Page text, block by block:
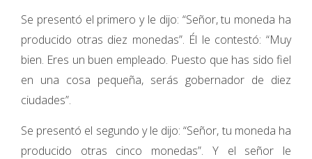
Se presentó el primero y le dijo: “Señor, tu moneda ha
producido otras diez monedas”. Él le contestó: “Muy
bien. Eres un buen empleado. Puesto que has sido fiel
en una cosa pequeña, serás gobernador de diez
ciudades”.
Se presentó el segundo y le dijo: “Señor, tu moneda ha
producido otras cinco monedas”. Y el señor le